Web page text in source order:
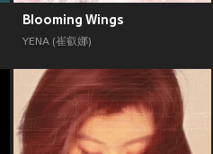
Blooming Wings
YENA (崔叡娜)